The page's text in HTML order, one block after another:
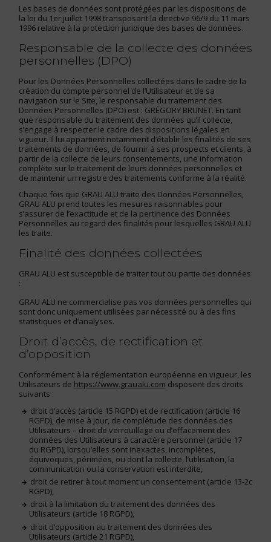
Les bases de données sont protégées par les dispositions de
la loi du 1er juillet 1998 transposant la directive 96/9 du 11 mars
1996 relative à la protection juridique des bases de données.
Responsable de la collecte des données
personnelles (DPO)
Pour les Données Personnelles collectées dans le cadre de la
création du compte personnel de l’Utilisateur et de sa
navigation sur le Site, le responsable du traitement des
Données Personnelles (DPO) est : GRÉGORY BRUNET. En tant
que responsable du traitement des données qu’il collecte,
s’engage à respecter le cadre des dispositions légales en
vigueur. Il lui appartient notamment d’établir les finalités de ses
traitements de données, de fournir à ses prospects et clients, à
partir de la collecte de leurs consentements, une information
complète sur le traitement de leurs données personnelles et
de maintenir un registre des traitements conforme à la réalité.
Chaque fois que GRAU ALU traite des Données Personnelles,
GRAU ALU prend toutes les mesures raisonnables pour
s’assurer de l’exactitude et de la pertinence des Données
Personnelles au regard des finalités pour lesquelles GRAU ALU
les traite.
Finalité des données collectées
GRAU ALU est susceptible de traiter tout ou partie des données
:
GRAU ALU ne commercialise pas vos données personnelles qui
sont donc uniquement utilisées par nécessité ou à des fins
statistiques et d’analyses.
Droit d’accès, de rectification et
d’opposition
Conformément à la réglementation européenne en vigueur, les
Utilisateurs de https://www.graualu.com disposent des droits
suivants :
droit d’accès (article 15 RGPD) et de rectification (article 16
RGPD), de mise à jour, de complétude des données des
Utilisateurs – droit de verrouillage ou d’effacement des
données des Utilisateurs à caractère personnel (article 17
du RGPD), lorsqu’elles sont inexactes, incomplètes,
équivoques, périmées, ou dont la collecte, l’utilisation, la
communication ou la conservation est interdite,
droit de retirer à tout moment un consentement (article 13-2c
RGPD),
droit à la limitation du traitement des données des
Utilisateurs (article 18 RGPD),
droit d’opposition au traitement des données des
Utilisateurs (article 21 RGPD),